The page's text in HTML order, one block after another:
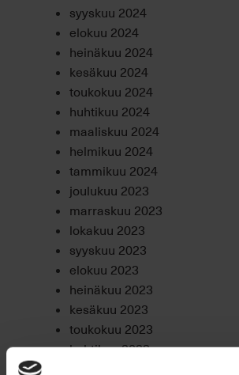
syyskuu 2024
elokuu 2024
heinäkuu 2024
kesäkuu 2024
toukokuu 2024
huhtikuu 2024
maaliskuu 2024
helmikuu 2024
tammikuu 2024
joulukuu 2023
marraskuu 2023
lokakuu 2023
syyskuu 2023
elokuu 2023
heinäkuu 2023
kesäkuu 2023
toukokuu 2023
huhtikuu 2023